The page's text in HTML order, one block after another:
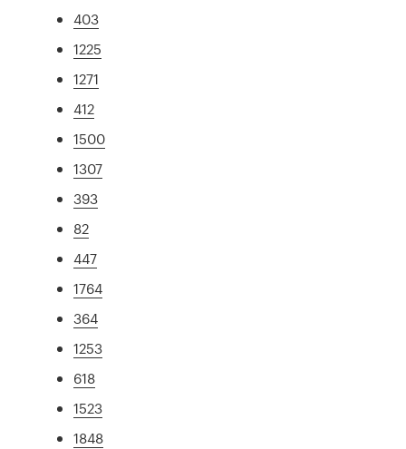
403
1225
1271
412
1500
1307
393
82
447
1764
364
1253
618
1523
1848